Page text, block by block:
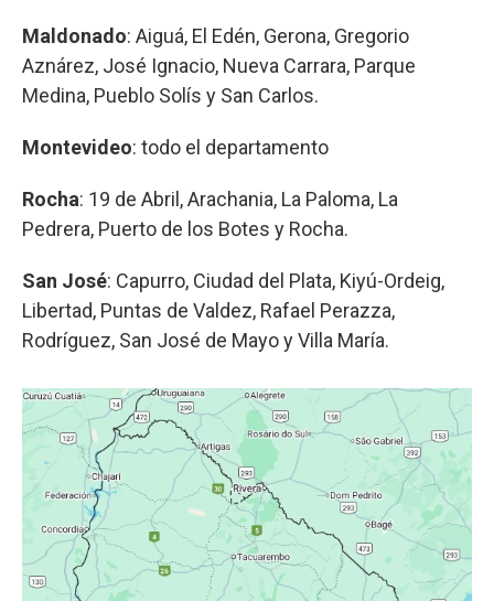
Maldonado: Aiguá, El Edén, Gerona, Gregorio
Aznárez, José Ignacio, Nueva Carrara, Parque
Medina, Pueblo Solís y San Carlos.
Montevideo: todo el departamento
Rocha: 19 de Abril, Arachania, La Paloma, La
Pedrera, Puerto de los Botes y Rocha.
San José: Capurro, Ciudad del Plata, Kiyú-Ordeig,
Libertad, Puntas de Valdez, Rafael Perazza,
Rodríguez, San José de Mayo y Villa María.